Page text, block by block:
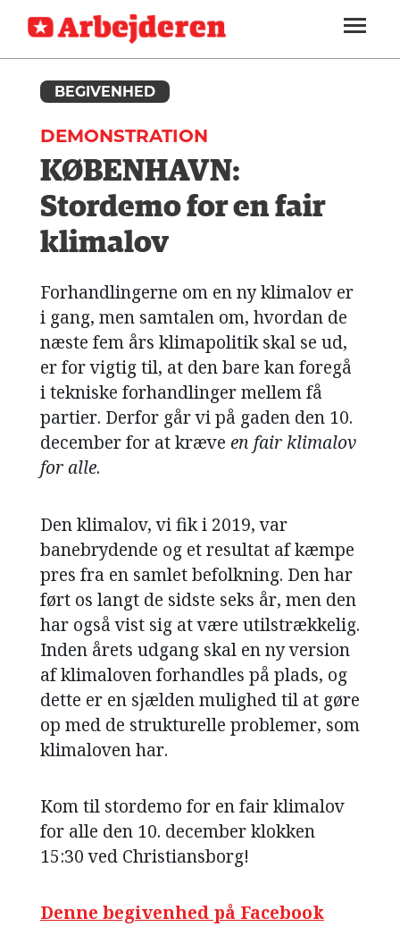
SEKTIONER
ARBEJDEREN
MENER
FAGLIGT
UDLAND
KALENDER
DEBAT
LÆSER
TIL
LÆSER
NAVNE
SOUNDCLOUD
ABONNER
LOG IND
OM
ARBEJDEREN
BEGIVENHED
DEMONSTRATION
KØBENHAVN:
Stordemo for en fair
klimalov
Forhandlingerne om en ny klimalov er
i gang, men samtalen om, hvordan de
næste fem års klimapolitik skal se ud,
er for vigtig til, at den bare kan foregå
i tekniske forhandlinger mellem få
partier. Derfor går vi på gaden den 10.
december for at kræve en fair klimalov
for alle.
Den klimalov, vi fik i 2019, var
banebrydende og et resultat af kæmpe
pres fra en samlet befolkning. Den har
ført os langt de sidste seks år, men den
har også vist sig at være utilstrækkelig.
Inden årets udgang skal en ny version
af klimaloven forhandles på plads, og
dette er en sjælden mulighed til at gøre
op med de strukturelle problemer, som
klimaloven har.
Kom til stordemo for en fair klimalov
for alle den 10. december klokken
15:30 ved Christiansborg!
Denne begivenhed på Facebook